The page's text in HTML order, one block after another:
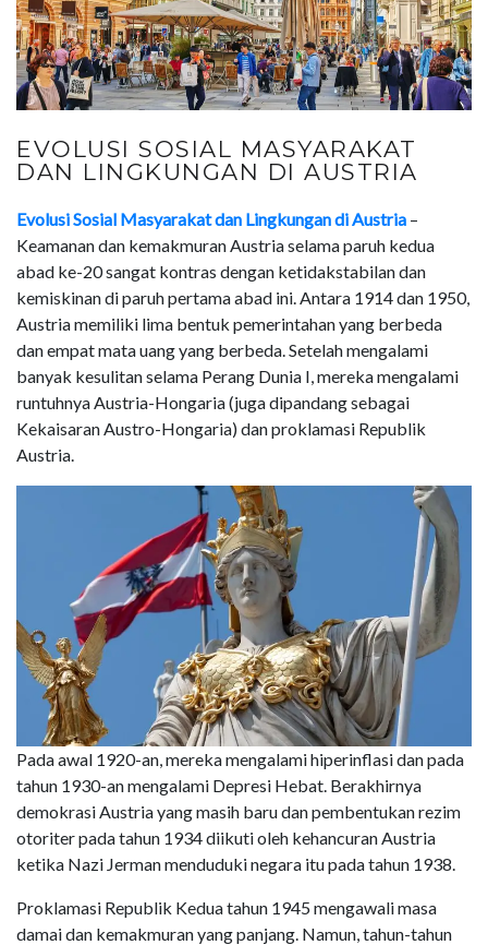
EVOLUSI SOSIAL MASYARAKAT
DAN LINGKUNGAN DI AUSTRIA
Evolusi Sosial Masyarakat dan Lingkungan di Austria –
Keamanan dan kemakmuran Austria selama paruh kedua
abad ke-20 sangat kontras dengan ketidakstabilan dan
kemiskinan di paruh pertama abad ini. Antara 1914 dan 1950,
Austria memiliki lima bentuk pemerintahan yang berbeda
dan empat mata uang yang berbeda. Setelah mengalami
banyak kesulitan selama Perang Dunia I, mereka mengalami
runtuhnya Austria-Hongaria (juga dipandang sebagai
Kekaisaran Austro-Hongaria) dan proklamasi Republik
Austria.
Pada awal 1920-an, mereka mengalami hiperinflasi dan pada
tahun 1930-an mengalami Depresi Hebat. Berakhirnya
demokrasi Austria yang masih baru dan pembentukan rezim
otoriter pada tahun 1934 diikuti oleh kehancuran Austria
ketika Nazi Jerman menduduki negara itu pada tahun 1938.
Proklamasi Republik Kedua tahun 1945 mengawali masa
damai dan kemakmuran yang panjang. Namun, tahun-tahun